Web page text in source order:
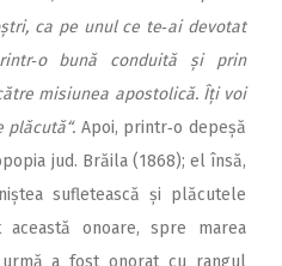
ca pe unul ce te‑ai devotat
bună conduită și prin
misiunea apostolică. Îți voi
plăcută“. Apoi, printr‑o depeșă
jud. Brăila (1868); el însă,
sufletească și plăcutele
onoare, spre marea
a fost onorat cu rangul